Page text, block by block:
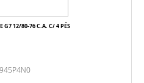
G7 12/80-76 C.A. C/ 4 PÉS